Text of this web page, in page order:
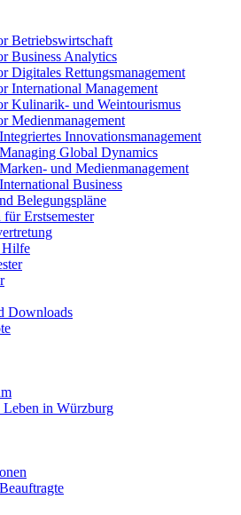
Betriebswirtschaft
Business Analytics
Digitales Rettungsmanagement
International Management
Kulinarik- und Weintourismus
Medienmanagement
Innovationsmanagement
Global Dynamics
und Medienmanagement
Business
Belegungspläne
Erstsemester
Hilfe
Downloads
Leben in Würzburg